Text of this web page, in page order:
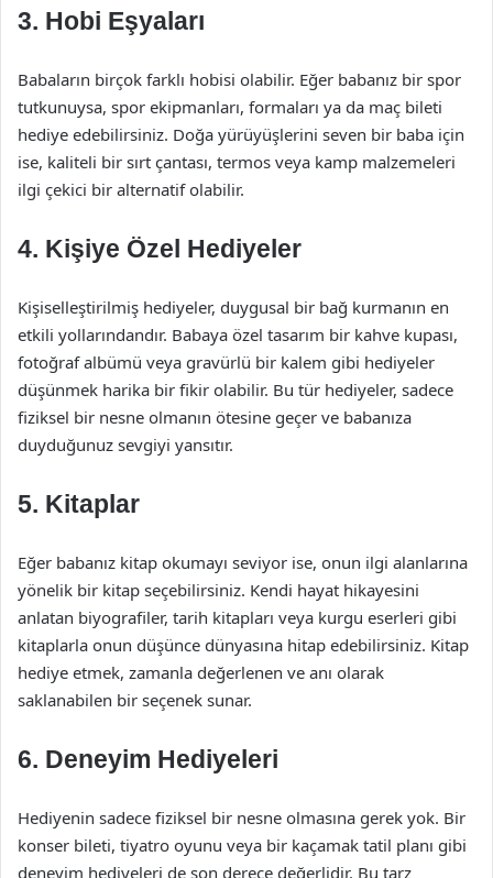
3. Hobi Eşyaları
Babaların birçok farklı hobisi olabilir. Eğer babanız bir spor
tutkunuysa, spor ekipmanları, formaları ya da maç bileti
hediye edebilirsiniz. Doğa yürüyüşlerini seven bir baba için
ise, kaliteli bir sırt çantası, termos veya kamp malzemeleri
ilgi çekici bir alternatif olabilir.
4. Kişiye Özel Hediyeler
Kişiselleştirilmiş hediyeler, duygusal bir bağ kurmanın en
etkili yollarındandır. Babaya özel tasarım bir kahve kupası,
fotoğraf albümü veya gravürlü bir kalem gibi hediyeler
düşünmek harika bir fikir olabilir. Bu tür hediyeler, sadece
fiziksel bir nesne olmanın ötesine geçer ve babanıza
duyduğunuz sevgiyi yansıtır.
5. Kitaplar
Eğer babanız kitap okumayı seviyor ise, onun ilgi alanlarına
yönelik bir kitap seçebilirsiniz. Kendi hayat hikayesini
anlatan biyografiler, tarih kitapları veya kurgu eserleri gibi
kitaplarla onun düşünce dünyasına hitap edebilirsiniz. Kitap
hediye etmek, zamanla değerlenen ve anı olarak
saklanabilen bir seçenek sunar.
6. Deneyim Hediyeleri
Hediyenin sadece fiziksel bir nesne olmasına gerek yok. Bir
konser bileti, tiyatro oyunu veya bir kaçamak tatil planı gibi
deneyim hediyeleri de son derece değerlidir. Bu tarz